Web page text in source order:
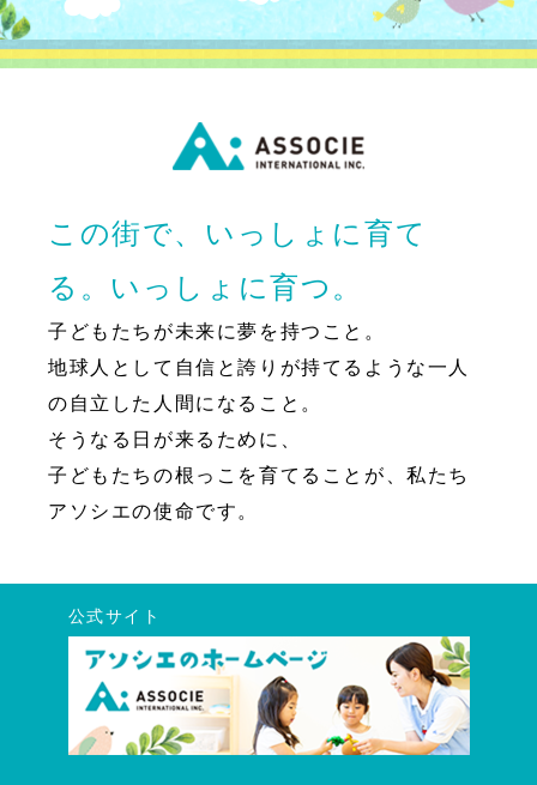
この街で、いっしょに育て
る。いっしょに育つ。
子どもたちが未来に夢を持つこと。
地球人として自信と誇りが持てるような一人
の自立した人間になること。
そうなる日が来るために、
子どもたちの根っこを育てることが、私たち
アソシエの使命です。
公式サイト